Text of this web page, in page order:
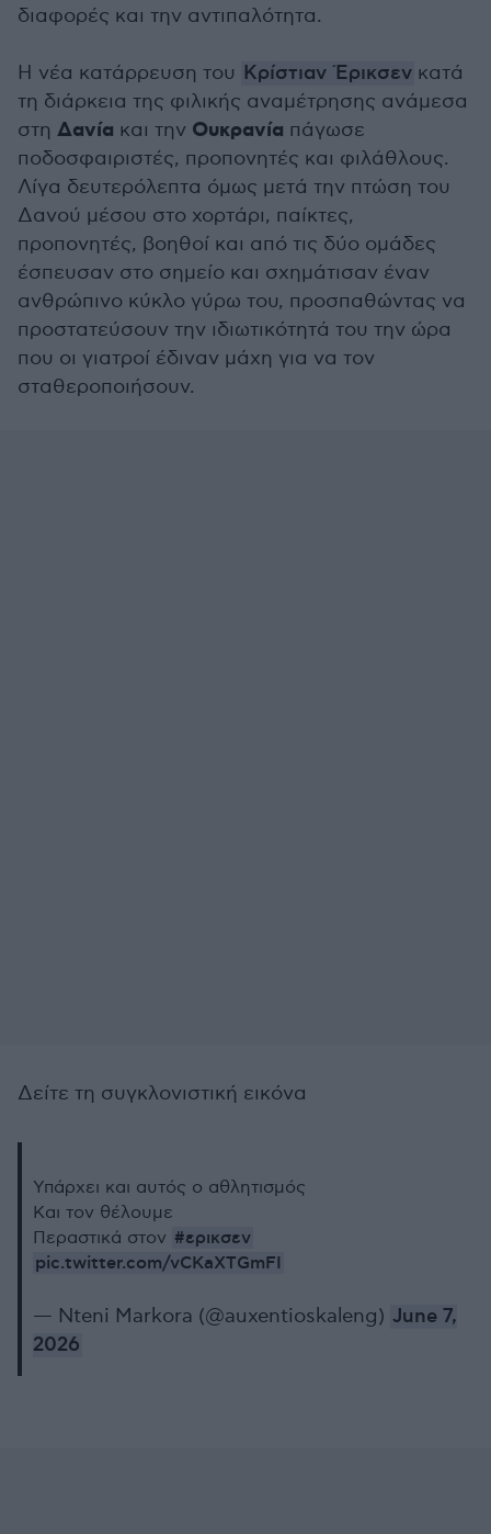
διαφορές και την αντιπαλότητα.
Η νέα κατάρρευση του Κρίστιαν Έρικσεν κατά
τη διάρκεια της φιλικής αναμέτρησης ανάμεσα
στη Δανία και την Ουκρανία πάγωσε
ποδοσφαιριστές, προπονητές και φιλάθλους.
Λίγα δευτερόλεπτα όμως μετά την πτώση του
Δανού μέσου στο χορτάρι, παίκτες,
προπονητές, βοηθοί και από τις δύο ομάδες
έσπευσαν στο σημείο και σχημάτισαν έναν
ανθρώπινο κύκλο γύρω του, προσπαθώντας να
προστατεύσουν την ιδιωτικότητά του την ώρα
που οι γιατροί έδιναν μάχη για να τον
σταθεροποιήσουν.
Δείτε τη συγκλονιστική εικόνα
Υπάρχει και αυτός ο αθλητισμός
Και τον θέλουμε
Περαστικά στον #ερικσεν
pic.twitter.com/vCKaXTGmFI
— Nteni Markora (@auxentioskaleng) June 7,
2026